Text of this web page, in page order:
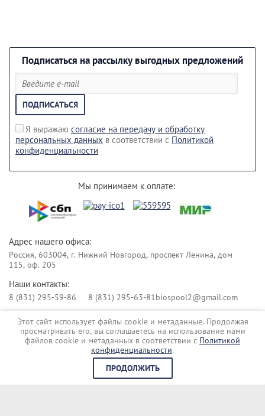
Этот сайт использует файлы cookie и метаданные. Продолжая
просматривать его, вы соглашаетесь на использование нами
файлов cookie и метаданных в соответствии с Политикой
конфиденциальности.
ПРОДОЛЖИТЬ
Подписаться на рассылку выгодных предложений
Я выражаю согласие на передачу и обработку
персональных данных в соответствии с Политикой
конфиденциальности
ПОДПИСАТЬСЯ
Мы принимаем к оплате:
Адрес нашего офиса:
Россия, 603004, г. Нижний Новгород, проспект Ленина, дом
115, оф. 205
Наши контакты:
8 (831) 295-59-86 8 (831) 295-63-81biospool2@gmail.com
Copyright © 2017
Политика конфиденциальности
Сайт создан в: megagroup.ru